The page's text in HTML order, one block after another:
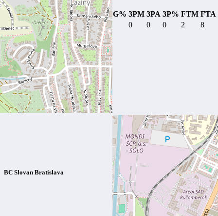
Pozícia MINS PTS FGM FGA FG% 3PM 3PA 3P% FTM FTA
0
12 0 0 0 0 0 0 2
8
NAJBLIŽŠÍ
ZÁPAS
O 3 . miesto - 0:2
TIPOS Extraliga žien
21. apríla 2026
BC Slovan Bratislava